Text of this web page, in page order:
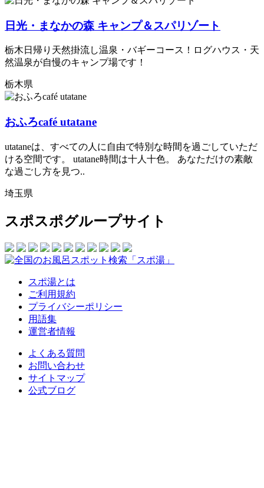
日光・まなかの森 キャンプ＆スパリゾート
栃木日帰り天然掛流し温泉・バギーコース！ログハウス・天
然温泉が自慢のキャンプ場です！
栃木県
おふろcafé utatane
utataneは、すべての人に自由で特別な時間を過ごしていただ
ける空間です。 utatane時間は十人十色。 あなただけの素敵
な過ごし方を見つ..
埼玉県
スポスポグループサイト
スポ湯とは
ご利用規約
プライバシーポリシー
用語集
運営者情報
よくある質問
お問い合わせ
サイトマップ
公式ブログ